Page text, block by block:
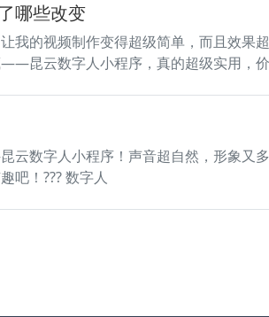
哪些改变
我的视频制作变得超级简单，而且效果
昆云数字人小程序，真的超级实用，
数字人小程序！声音超自然，形象又
吧！??? 数字人